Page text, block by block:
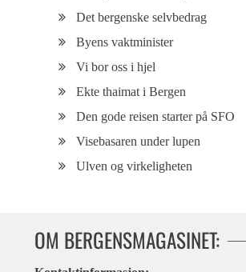
Det bergenske selvbedrag
Byens vaktminister
Vi bor oss i hjel
Ekte thaimat i Bergen
Den gode reisen starter på SFO
Visebasaren under lupen
Ulven og virkeligheten
OM BERGENSMAGASINET: